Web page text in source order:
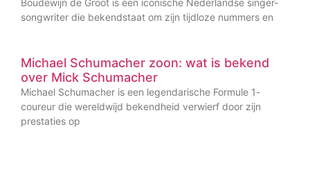
Boudewijn de Groot is een iconische Nederlandse singer-
songwriter die bekendstaat om zijn tijdloze nummers en
Michael Schumacher zoon: wat is bekend
over Mick Schumacher
Michael Schumacher is een legendarische Formule 1-
coureur die wereldwijd bekendheid verwierf door zijn
prestaties op